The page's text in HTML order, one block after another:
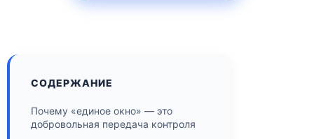
СОДЕРЖАНИЕ
Почему «единое окно» — это
добровольная передача контроля